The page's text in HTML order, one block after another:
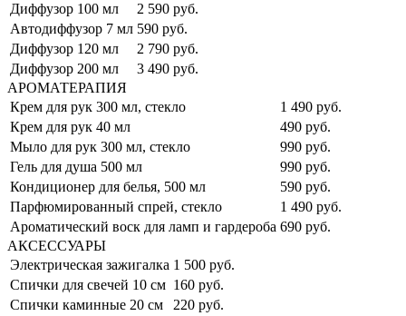
Диффузор 100 мл
2 590 руб.
Автодиффузор 7 мл 590 руб.
Диффузор 120 мл
2 790 руб.
Диффузор 200 мл
3 490 руб.
АРОМАТЕРАПИЯ
Крем для рук 300 мл, стекло
1 490 руб.
Крем для рук 40 мл
490 руб.
Мыло для рук 300 мл, стекло
990 руб.
Гель для душа 500 мл
990 руб.
Кондиционер для белья, 500 мл
590 руб.
Парфюмированный спрей, стекло
1 490 руб.
Ароматический воск для ламп и гардероба 690 руб.
АКСЕССУАРЫ
Электрическая зажигалка 1 500 руб.
Спички для свечей 10 см 160 руб.
Спички каминные 20 см
220 руб.